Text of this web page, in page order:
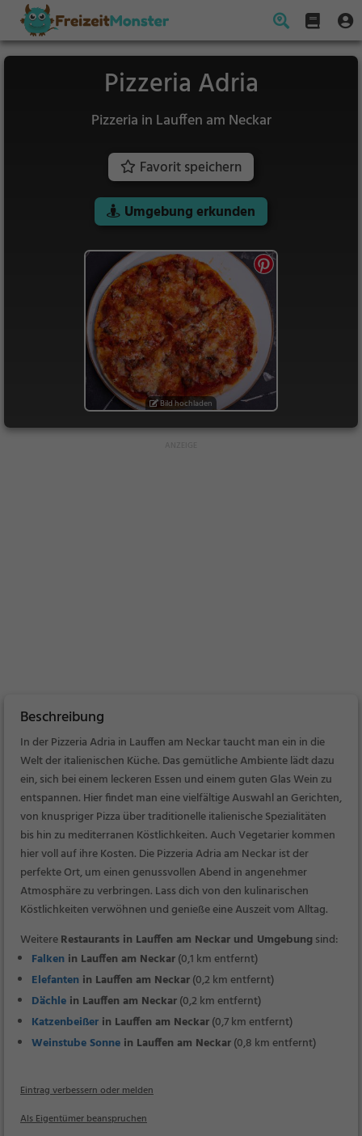
Pizzeria Adria
Pizzeria in Lauffen am Neckar
Favorit speichern
Umgebung erkunden
Bild hochladen
Beschreibung
In der Pizzeria Adria in Lauffen am Neckar taucht man ein in die
Welt der italienischen Küche. Das gemütliche Ambiente lädt dazu
ein, sich bei einem leckeren Essen und einem guten Glas Wein zu
entspannen. Hier findet man eine vielfältige Auswahl an Gerichten,
von knuspriger Pizza über traditionelle italienische Spezialitäten
bis hin zu mediterranen Köstlichkeiten. Auch Vegetarier kommen
hier voll auf ihre Kosten. Die Pizzeria Adria am Neckar ist der
perfekte Ort, um einen genussvollen Abend in angenehmer
Atmosphäre zu verbringen. Lass dich von den kulinarischen
Köstlichkeiten verwöhnen und genieße eine Auszeit vom Alltag.
WeitereRestaurants in Lauffen am Neckar und Umgebungsind:
Falken in Lauffen am Neckar(0,1 km entfernt)
Elefanten in Lauffen am Neckar(0,2 km entfernt)
Dächle in Lauffen am Neckar(0,2 km entfernt)
Katzenbeißer in Lauffen am Neckar(0,7 km entfernt)
Weinstube Sonne in Lauffen am Neckar(0,8 km entfernt)
Eintrag verbessern oder melden
Als Eigentümer beanspruchen